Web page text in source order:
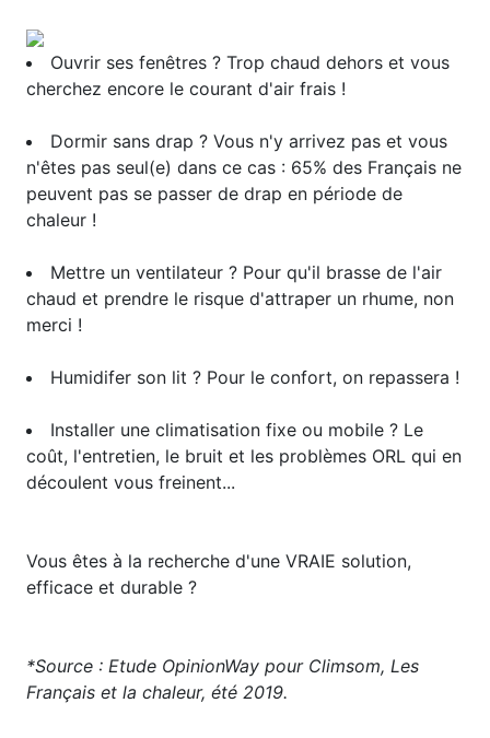
​Ouvrir ses fenêtres ? Trop chaud dehors et vous
cherchez encore le courant d'air frais !
​Dormir sans drap ? Vous n'y arrivez pas et vous
n'êtes pas seul(e) dans ce cas : 65% des Français ne
peuvent pas se passer de drap en période de
chaleur !
​Mettre un ventilateur ? Pour qu'il brasse de l'air
chaud et prendre le risque d'attraper un rhume, non
merci !
Humidifer son lit ? Pour le confort, on repassera !
Installer une climatisation fixe ou mobile ? Le
coût, l'entretien, le bruit et les problèmes ORL qui en
découlent vous freinent...
Vous ​êtes à la recherche d'une ​VRAIE solution,
efficace et durable ?
*Source : Etude OpinionWay pour Climsom, Les
Français et la chaleur, été 2019.